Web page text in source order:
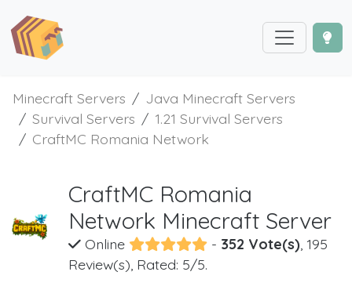
Minecraft Servers
Java Minecraft Servers
Survival Servers
1.21 Survival Servers
CraftMC Romania Network
CraftMC Romania
Network Minecraft Server
Online - 352 Vote(s), 195
Review(s), Rated: 5/5.